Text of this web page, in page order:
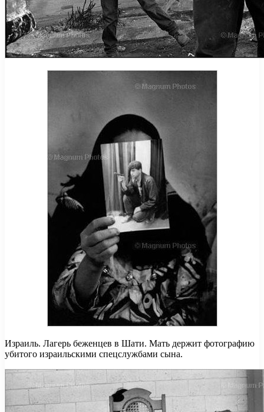
Израиль. Лагерь беженцев в Шати. Мать держит фотографию
убитого израильскими спецслужбами сына.